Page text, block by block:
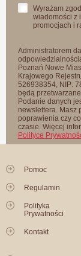
Wyrażam
wiadomości z
promocjach i
Administratorem
Poznań Nowe
Krajowego
526938354, NIP:
będą
Podanie danych
newslettera. Masz
poprawienia czy
czasie. Więcej
Polityce
Pomoc
Regulamin
Polityka
Prywatności
Kontakt